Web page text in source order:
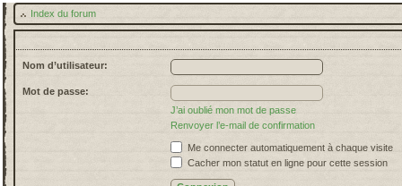
Index du forum
Nom d’utilisateur:
Mot de passe:
J’ai oublié mon mot de passe
Renvoyer l’e-mail de confirmation
Me connecter automatiquement à chaque visite
Cacher mon statut en ligne pour cette session